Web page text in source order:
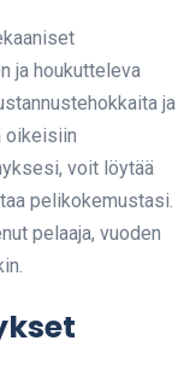
ja houkutteleva
ja
oikeisiin
voit löytää
pelikokemustasi.
pelaaja, vuoden